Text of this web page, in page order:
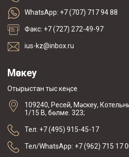
WhatsApp: +7 (707) 717 94 88
Факс: +7 (727) 272-49-97
ius-kz@inbox.ru
Мәскеу
Отырыстан тыс кеңсе
109240, Ресей, Мәскеу,
1/15 В, бөлме. 323;
Тел: +7 (495) 915-45-17
Тел/WhatsApp: +7 (962) 715 17